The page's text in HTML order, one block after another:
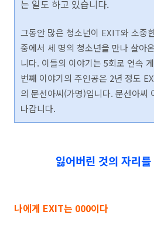
는 일도 하고 있습니다.
그동안 많은 청소년이 EXIT와 소중
중에서 세 명의 청소년을 만나 살아
니다. 이들의 이야기는 5회로 연속
번째 이야기의 주인공은 2년 정도
의 문선아씨(가명)입니다. 문선아씨
나갑니다.
잃어버린 것의 자리
나에게 EXIT는 000이다